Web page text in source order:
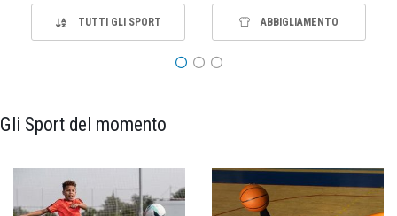
TUTTI GLI SPORT ABBIGLIAMENTO
Gli Sport del momento